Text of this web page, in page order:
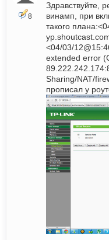
8
Здравствуйте,
винамп, при
такого
<04/03/
extended error
Sharing/NAT/
прописал у